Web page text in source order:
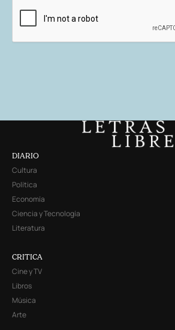
DIARIO
Cultura
Política
Economía
Ciencia y Tecnología
Literatura
CRITICA
Cine y TV
Libros
Música
Arte